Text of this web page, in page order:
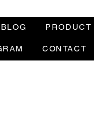
BLOG PRODUCT
CONTACT